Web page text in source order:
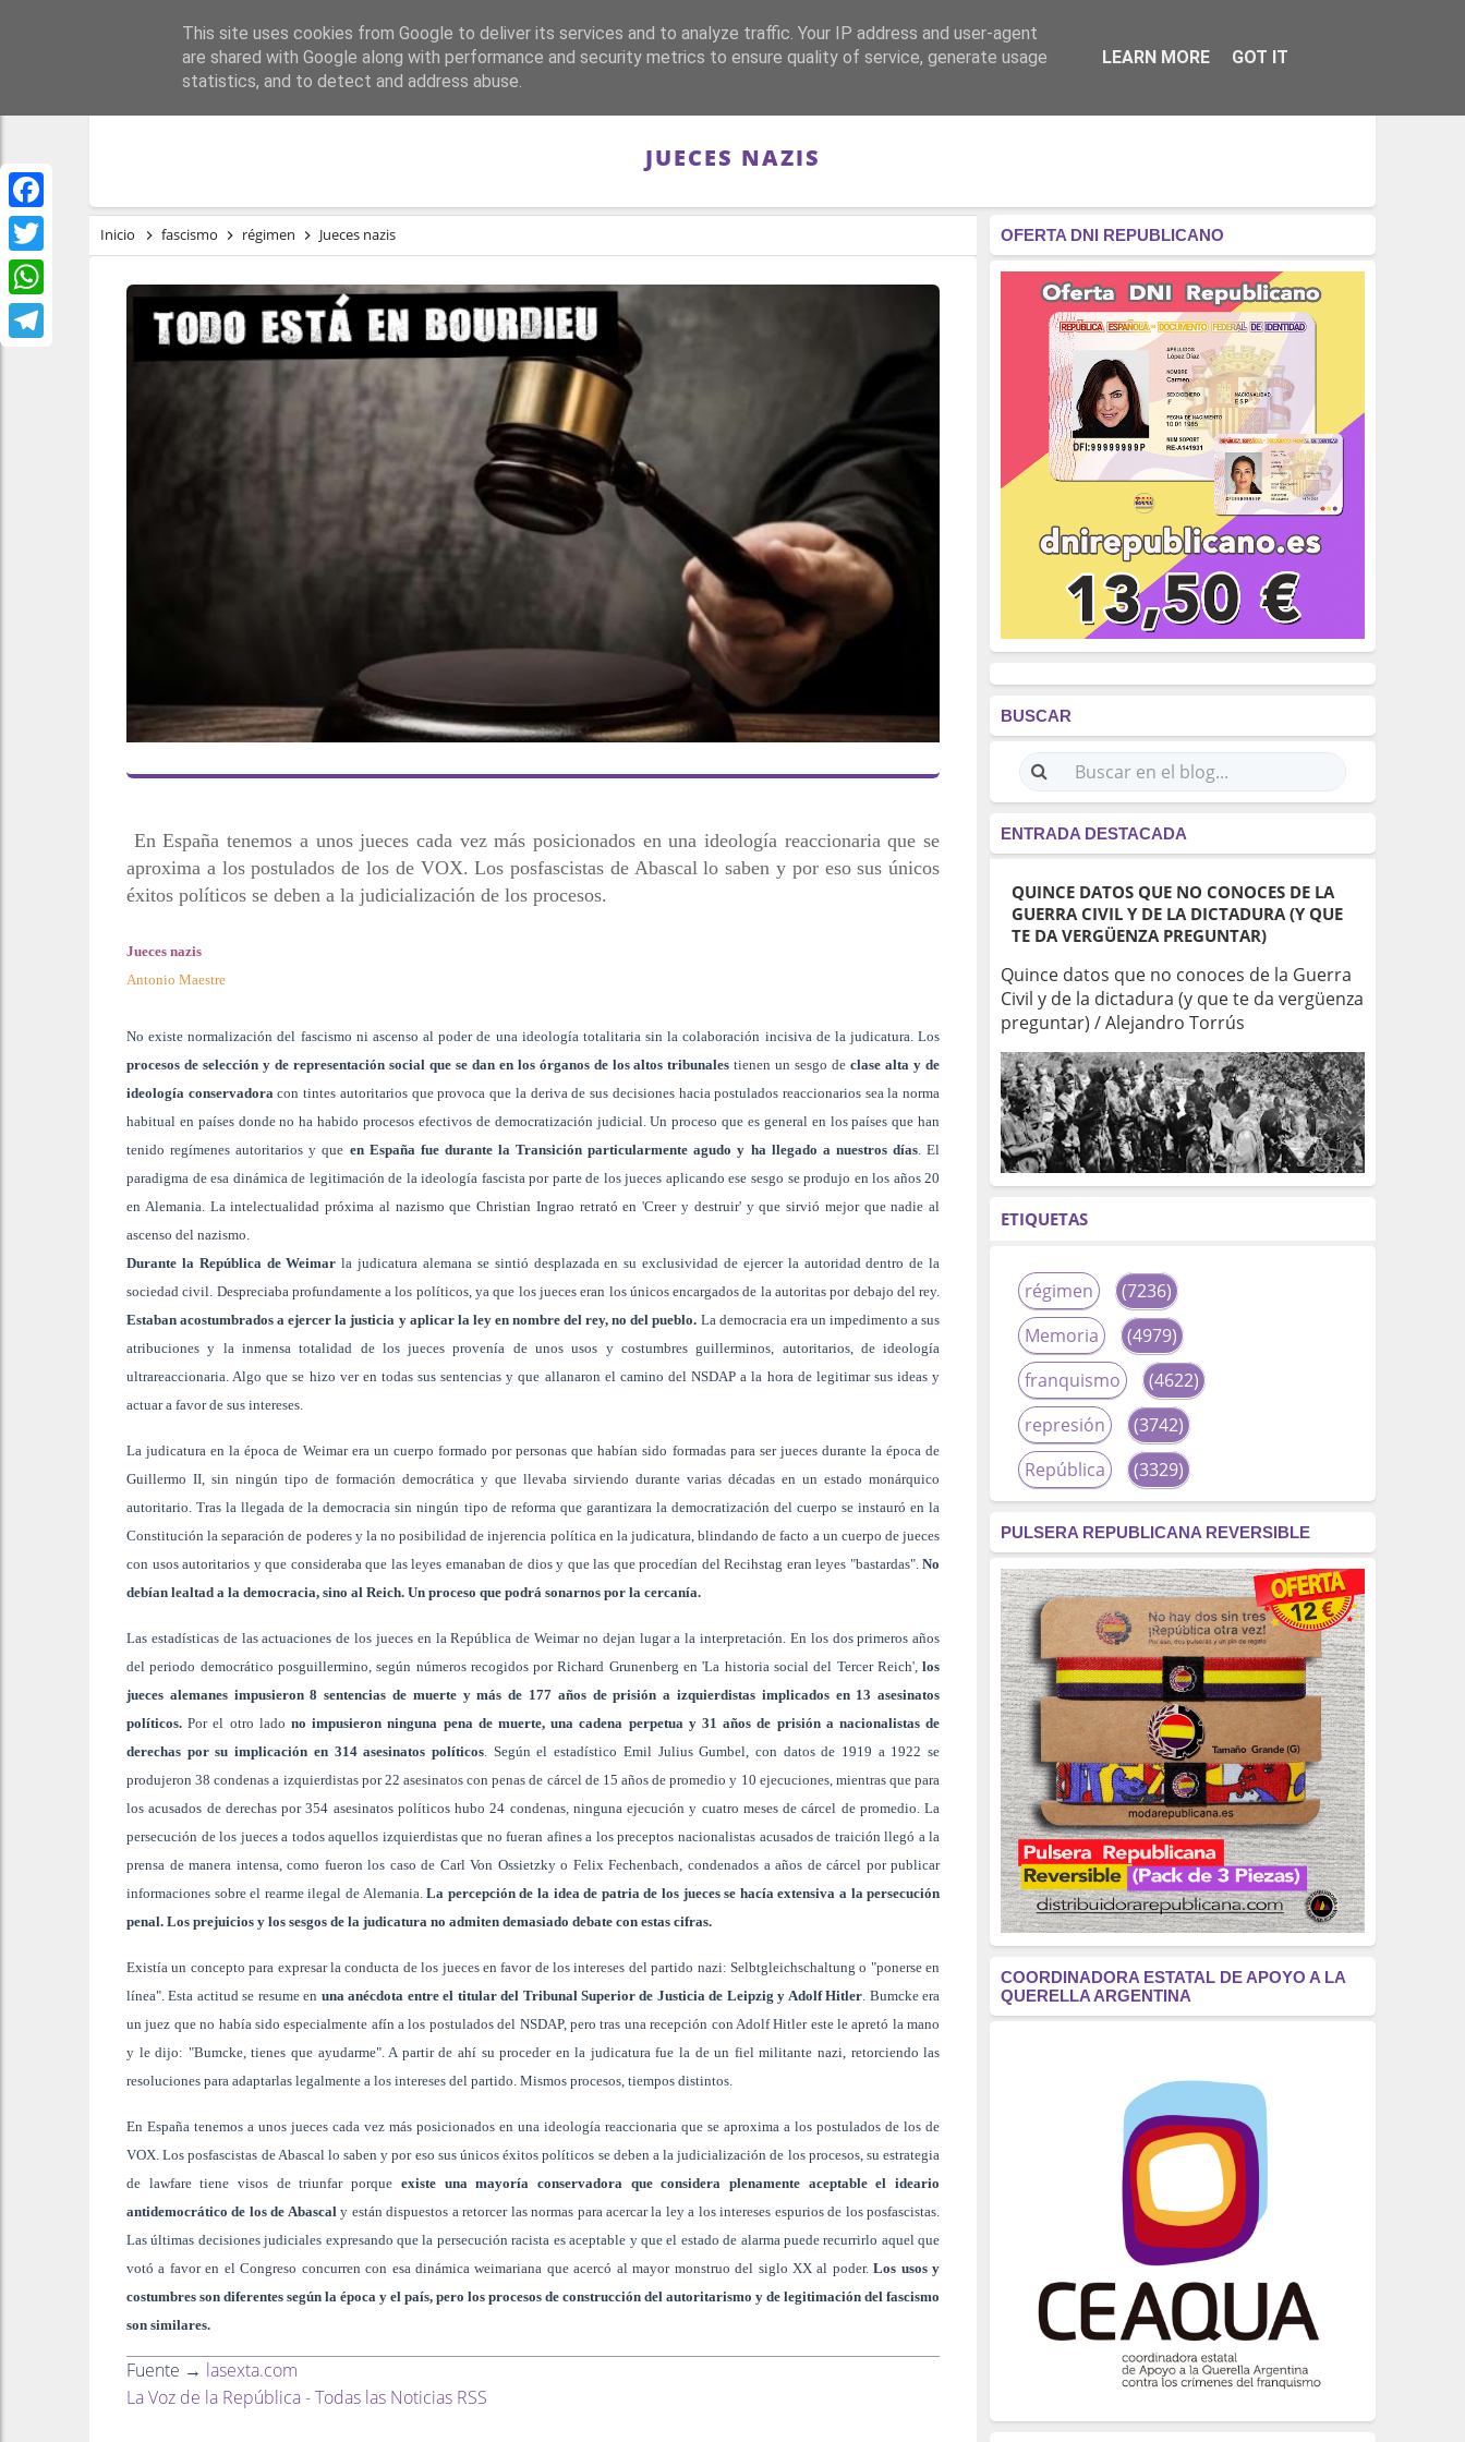
Facebook
Twitter
WhatsApp
PORTADA REPÚBLICA FRANQUISMO GUERRA DE ESPAÑA MEMORIA RÉGIMEN - MONARQUÍA
JUECES NAZIS
Inicio fascismo régimen Jueces nazis
En España tenemos a unos jueces cada vez más posicionados en una ideología reaccionaria que se
aproxima a los postulados de los de VOX. Los posfascistas de Abascal lo saben y por eso sus únicos
éxitos políticos se deben a la judicialización de los procesos.
Jueces nazis
Antonio Maestre
No existe normalización del fascismo ni ascenso al poder de una ideología totalitaria sin la colaboración incisiva de la judicatura. Los
procesos de selección y de representación social que se dan en los órganos de los altos tribunales tienen un sesgo declase alta y de
ideología conservadoracon tintes autoritarios que provoca que la deriva de sus decisiones hacia postulados reaccionarios sea la norma
habitual en países donde no ha habido procesos efectivos de democratización judicial. Un proceso que es general en los países que han
tenido regímenes autoritarios y que en España fue durante la Transición particularmente agudo y ha llegado a nuestros días. El
paradigma de esa dinámica de legitimación de la ideología fascista por parte de los jueces aplicando ese sesgo se produjo en los años 20
en Alemania. La intelectualidad próxima al nazismo que Christian Ingrao retrató en 'Creer y destruir' y que sirvió mejor que nadie al
ascenso del nazismo.
Durante la República de Weimarla judicatura alemana se sintió desplazada en su exclusividad de ejercer la autoridad dentro de la
sociedad civil. Despreciaba profundamente a los políticos, ya que los jueces eran los únicos encargados de la autoritas por debajo del rey.
Estaban acostumbrados a ejercer la justicia y aplicar la ley en nombre del rey, no del pueblo. La democracia era un impedimento a sus
atribuciones y la inmensa totalidad de los jueces provenía de unos usos y costumbres guillerminos, autoritarios, de ideología
ultrareaccionaria. Algo que se hizo ver en todas sus sentencias y que allanaron el camino del NSDAP a la hora de legitimar sus ideas y
actuar a favor de sus intereses.
La judicatura en la época de Weimar era un cuerpo formado por personas que habían sido formadas para ser jueces durante la época de
Guillermo II, sin ningún tipo de formación democrática y que llevaba sirviendo durante varias décadas en un estado monárquico
autoritario. Tras la llegada de la democracia sin ningún tipo de reforma que garantizara la democratización del cuerpo se instauró en la
Constitución la separación de poderes y la no posibilidad de injerencia política en la judicatura, blindando de facto a un cuerpo de jueces
con usos autoritarios y que consideraba que las leyes emanaban de dios y que las que procedían del Recihstag eran leyes "bastardas".No
debían lealtad a la democracia, sino al Reich. Un proceso que podrá sonarnos por la cercanía.
Las estadísticas de las actuaciones de los jueces en la República de Weimar no dejan lugar a la interpretación. En los dos primeros años
del periodo democrático posguillermino, según números recogidos por Richard Grunenberg en 'La historia social del Tercer Reich',los
jueces alemanes impusieron 8 sentencias de muerte y más de 177 años de prisión a izquierdistas implicados en 13 asesinatos
políticos. Por el otro lado no impusieron ninguna pena de muerte, una cadena perpetua y 31 años de prisión a nacionalistas de
derechas por su implicación en 314 asesinatos políticos. Según el estadístico Emil Julius Gumbel, con datos de 1919 a 1922 se
produjeron 38 condenas a izquierdistas por 22 asesinatos con penas de cárcel de 15 años de promedio y 10 ejecuciones, mientras que para
los acusados de derechas por 354 asesinatos políticos hubo 24 condenas, ninguna ejecución y cuatro meses de cárcel de promedio. La
persecución de los jueces a todos aquellos izquierdistas que no fueran afines a los preceptos nacionalistas acusados de traición llegó a la
prensa de manera intensa, como fueron los caso de Carl Von Ossietzky o Felix Fechenbach, condenados a años de cárcel por publicar
informaciones sobre el rearme ilegal de Alemania.La percepción de la idea de patria de los jueces se hacía extensiva a la persecución
penal. Los prejuicios y los sesgos de la judicatura no admiten demasiado debate con estas cifras.
Existía un concepto para expresar la conducta de los jueces en favor de los intereses del partido nazi: Selbtgleichschaltung o "ponerse en
línea". Esta actitud se resume en una anécdota entre el titular del Tribunal Superior de Justicia de Leipzig y Adolf Hitler. Bumcke era
un juez que no había sido especialmente afín a los postulados del NSDAP, pero tras una recepción con Adolf Hitler este le apretó la mano
y le dijo: "Bumcke, tienes que ayudarme". A partir de ahí su proceder en la judicatura fue la de un fiel militante nazi, retorciendo las
resoluciones para adaptarlas legalmente a los intereses del partido. Mismos procesos, tiempos distintos.
En España tenemos a unos jueces cada vez más posicionados en una ideología reaccionaria que se aproxima a los postulados de los de
VOX. Los posfascistas de Abascal lo saben y por eso sus únicos éxitos políticos se deben a la judicialización de los procesos, su estrategia
de lawfare tiene visos de triunfar porque existe una mayoría conservadora que considera plenamente aceptable el ideario
antidemocrático de los de Abascaly están dispuestos a retorcer las normas para acercar la ley a los intereses espurios de los posfascistas.
Las últimas decisiones judiciales expresando que la persecución racista es aceptable y que el estado de alarma puede recurrirlo aquel que
votó a favor en el Congreso concurren con esa dinámica weimariana que acercó al mayor monstruo del siglo XX al poder.Los usos y
costumbres son diferentes según la época y el país, pero los procesos de construcción del autoritarismo y de legitimación del fascismo
son similares.
Fuente → lasexta.com
La Voz de la República - Todas las Noticias RSS
OFERTA DNI REPUBLICANO
BUSCAR
ENTRADA DESTACADA
QUINCE DATOS QUE NO CONOCES DE LA
GUERRA CIVIL Y DE LA DICTADURA (Y QUE
TE DA VERGÜENZA PREGUNTAR)
Quince datos que no conoces de la Guerra
Civil y de la dictadura (y que te da vergüenza
preguntar) / Alejandro Torrús
ETIQUETAS
régimen
(7236)
Memoria
(4979)
franquismo
(4622)
represión
(3742)
República
(3329)
fascismo
(2677)
tardofranquismo
(2320)
Actualidad
(2319)
monarquía
(2253)
borbones
(2176)
Cultura
(2163)
Guerra
(1674)
genocidio
(1234)
mujer
(1070)
Eventos
(914)
Crímenes del franquismo
(721)
(699)
(607)
neofranquismo
(567)
Justicia Universal
Derechos Humanos
(522)
Nacionalcatolicismo
(514)
PULSERA REPUBLICANA REVERSIBLE
COORDINADORA ESTATAL DE APOYO A LA
QUERELLA ARGENTINA
This site uses cookies from Google to deliver its services and to analyze traffic. Your IP address and user-agent
are shared with Google along with performance and security metrics to ensure quality of service, generate usage
statistics, and to detect and address abuse.
LEARN MORE GOT IT